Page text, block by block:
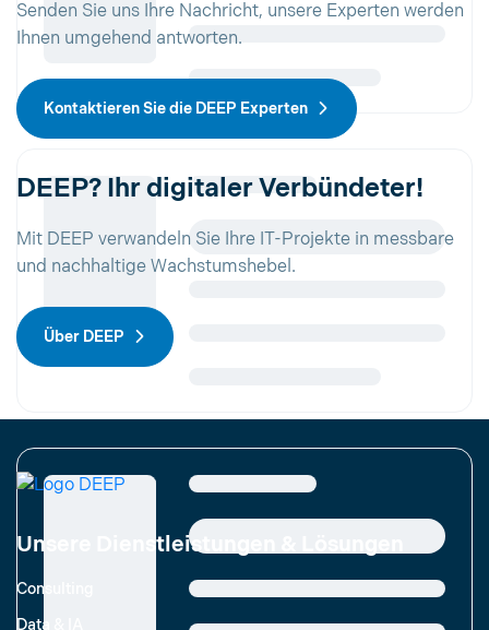
Senden Sie uns Ihre Nachricht, unsere Experten werden
Ihnen umgehend antworten.
Kontaktieren Sie die DEEP Experten
DEEP? Ihr digitaler Verbündeter!
Mit DEEP verwandeln Sie Ihre IT-Projekte in messbare
und nachhaltige Wachstumshebel.
Über DEEP
Unsere Dienstleistungen & Lösungen
Consulting
Data & IA